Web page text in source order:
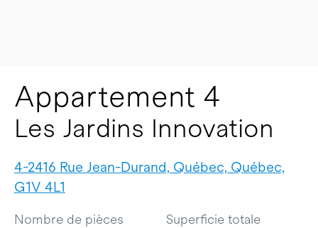
Appartement 4
Les Jardins Innovation
4-2416 Rue Jean-Durand, Québec, Québec,
G1V 4L1
Nombre de pièces Superficie totale